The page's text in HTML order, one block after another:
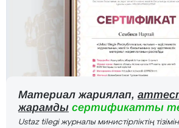
Материал жариялап,
жарамды сертификатты
Ustaz tilegi журналы министірліктің